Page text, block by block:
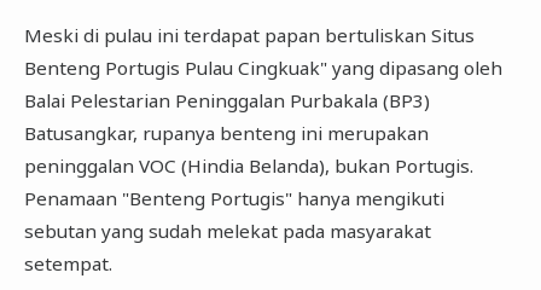
Meski di pulau ini terdapat papan bertuliskan Situs
Benteng Portugis Pulau Cingkuak" yang dipasang oleh
Balai Pelestarian Peninggalan Purbakala (BP3)
Batusangkar, rupanya benteng ini merupakan
peninggalan VOC (Hindia Belanda), bukan Portugis.
Penamaan "Benteng Portugis" hanya mengikuti
sebutan yang sudah melekat pada masyarakat
setempat.